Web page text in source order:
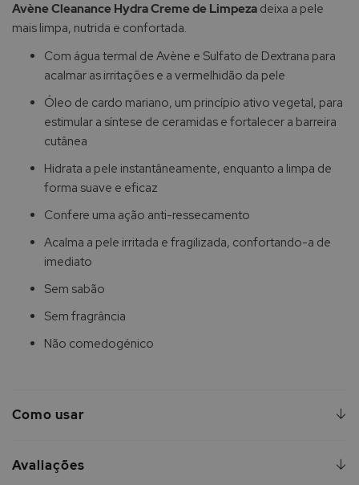
Avène Cleanance Hydra Creme de Limpeza deixa a pele
mais limpa, nutrida e confortada.
Com água termal de Avène e Sulfato de Dextrana para
acalmar as irritações e a vermelhidão da pele
Óleo de cardo mariano, um princípio ativo vegetal, para
estimular a síntese de ceramidas e fortalecer a barreira
cutânea
Hidrata a pele instantâneamente, enquanto a limpa de
forma suave e eficaz
Confere uma ação anti-ressecamento
Acalma a pele irritada e fragilizada, confortando-a de
imediato
Sem sabão
Sem fragrância
Não comedogénico
Como usar
Avaliações